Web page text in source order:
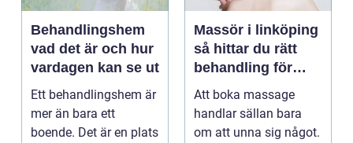
Behandlingshem
vad det är och hur
vardagen kan se ut
Ett behandlingshem är
mer än bara ett
boende. Det är en plats
Massör i linköping
så hittar du rätt
behandling för
kropp och hälsa
Att boka massage
handlar sällan bara
om att unna sig något.